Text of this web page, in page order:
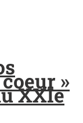
»
XXIe